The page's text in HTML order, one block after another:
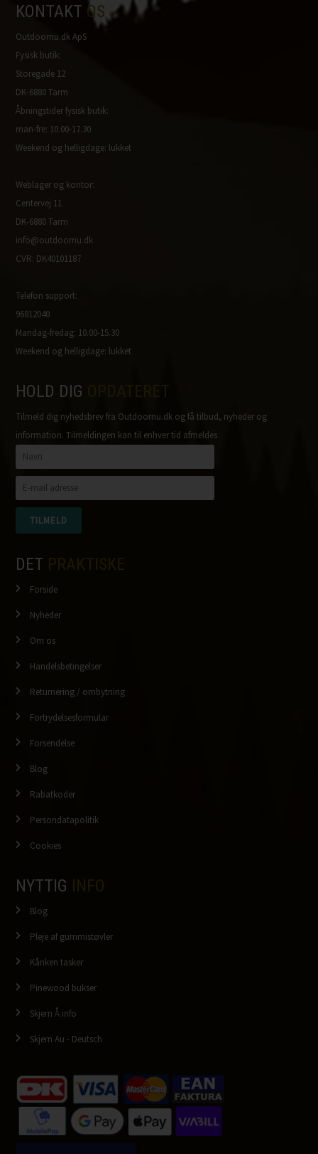
KONTAKT OS
Outdoornu.dk ApS
Fysisk butik:
Storegade 12
DK-6880 Tarm
Åbningstider fysisk butik:
man-fre: 10.00-17.30
Weekend og helligdage: lukket
Weblager og kontor:
Centervej 11
DK-6880 Tarm
info@outdoornu.dk
CVR: DK40101187
Telefon support:
96812040
Mandag-fredag: 10.00-15.30
Weekend og helligdage: lukket
HOLD DIG
Tilmeld dig nyhedsbrev fra Outdoornu.dk og få tilbud, nyheder og
information. Tilmeldingen kan til enhver tid afmeldes.
DET
Forside
Nyheder
Om os
Handelsbetingelser
Returnering / ombytning
Fortrydelsesformular
Forsendelse
Blog
Rabatkoder
Persondatapolitik
Cookies
NYTTIG
Blog
Pleje af gummistøvler
Kånken tasker
Pinewood bukser
Skjern Å info
Skjern Au - Deutsch